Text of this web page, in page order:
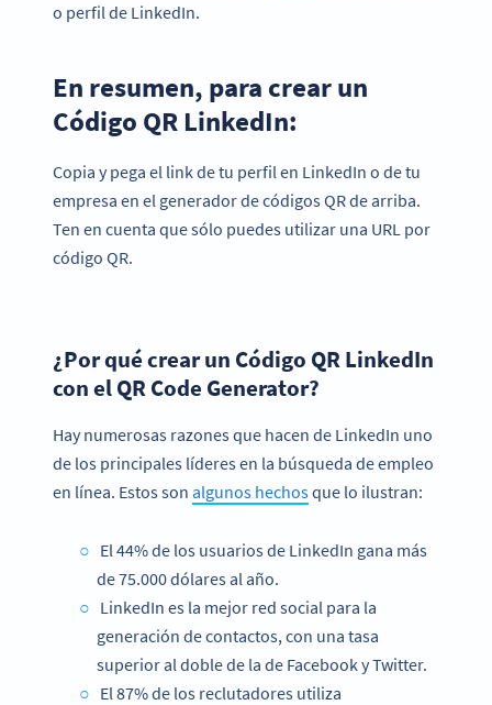
o perfil de LinkedIn.
En resumen, para crear un
Código QR LinkedIn:
Copia y pega el link de tu perfil en LinkedIn o de tu
empresa en el generador de códigos QR de arriba.
Ten en cuenta que sólo puedes utilizar una URL por
código QR.
¿Por qué crear un Código QR LinkedIn
con el QR Code Generator?
Hay numerosas razones que hacen de LinkedIn uno
de los principales líderes en la búsqueda de empleo
en línea. Estos son algunos hechosque lo ilustran:
El 44% de los usuarios de LinkedIn gana más
de 75.000 dólares al año.
LinkedIn es la mejor red social para la
generación de contactos, con una tasa
superior al doble de la de Facebook y Twitter.
El 87% de los reclutadores utiliza